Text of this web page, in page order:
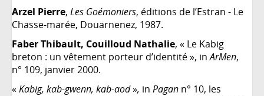
Arzel Pierre, Les Goémoniers, éditions de l’Estran - Le
Chasse-marée, Douarnenez, 1987.
Faber Thibault, Couilloud Nathalie, « Le Kabig
breton : un vêtement porteur d’identité », inArMen,
n° 109, janvier 2000.
«Kabig, kab-gwenn, kab-aod», in Pagan n° 10, les